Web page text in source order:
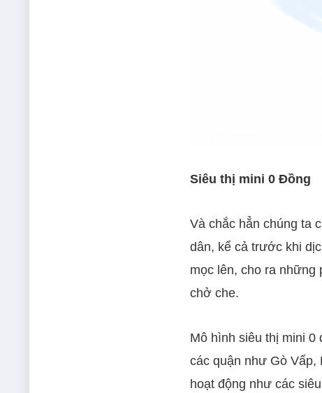
Siêu thị mini 0 Đồng
Và chắc hẳn chúng ta
dân, kể cả trước khi
mọc lên, cho ra những
chở che.
Mô hình siêu thị mini 0
các quận như Gò Vấp,
hoạt động như các